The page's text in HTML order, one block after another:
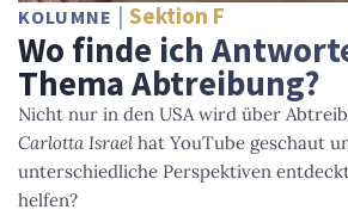
KOLUMNE Sektion F
Wo finde ich
Thema Abtreibung?
Nicht nur in den USA wird über
Carlotta Israel hat YouTube geschaut
unterschiedliche Perspektiven
helfen?